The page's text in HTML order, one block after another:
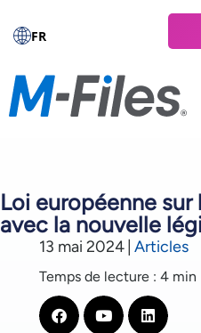
FR
Loi européenne
avec la nouvelle
13 mai 2024 Articles
Temps de lecture : 4 min